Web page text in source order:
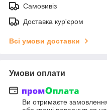
Самовивіз
Доставка кур'єром
Всі умови доставки
Умови оплати
Ви отримаєте